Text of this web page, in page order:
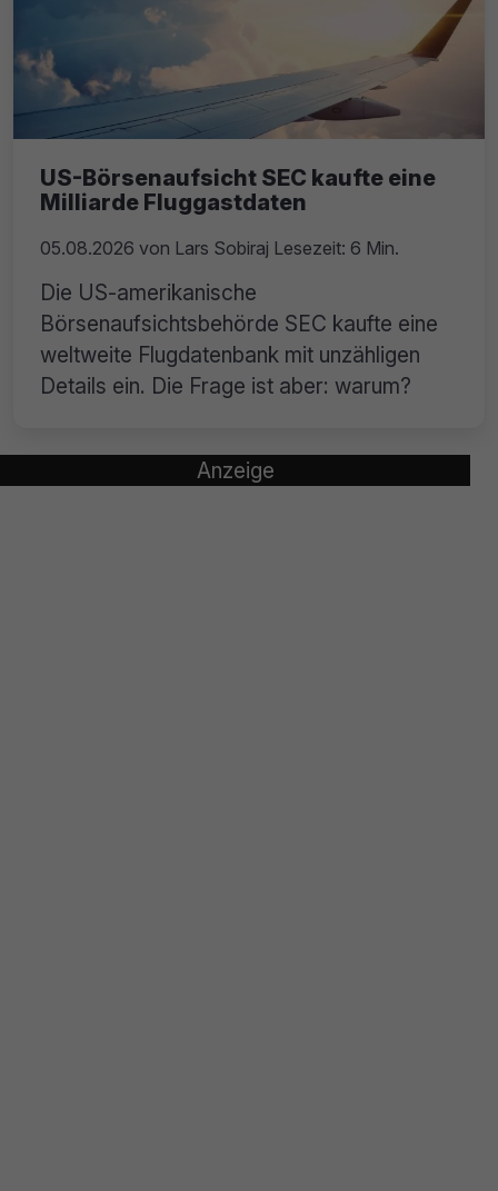
US-Börsenaufsicht SEC kaufte eine
Milliarde Fluggastdaten
05.08.2026 von Lars Sobiraj Lesezeit: 6 Min.
Die US-amerikanische
Börsenaufsichtsbehörde SEC kaufte eine
weltweite Flugdatenbank mit unzähligen
Details ein. Die Frage ist aber: warum?